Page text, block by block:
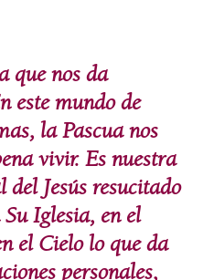
que nos da
este mundo de
la Pascua nos
vivir. Es nuestra
del Jesús resucitado
Iglesia, en el
el Cielo lo que da
personales,